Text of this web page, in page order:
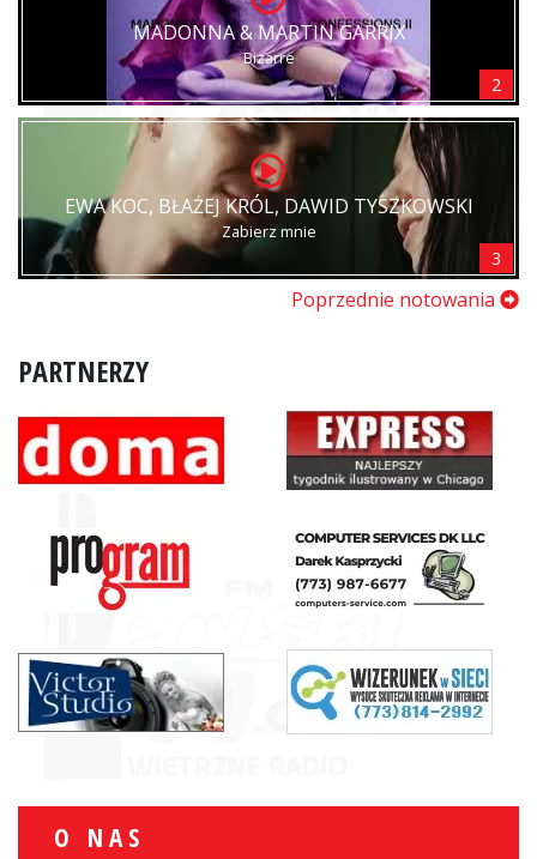
MADONNA & MARTIN GARRIX
Bizarre
2
EWA KOC, BŁAŻEJ KRÓL, DAWID TYSZKOWSKI
Zabierz mnie
3
Poprzednie notowania
PARTNERZY
O NAS